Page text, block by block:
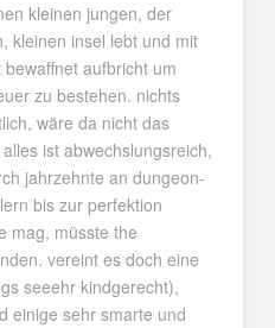
kleinen jungen, der
kleinen insel lebt und mit
aufbricht um
zu bestehen. nichts
wäre da nicht das
ist abwechslungsreich,
jahrzehnte an dungeon-
bis zur perfektion
mag, müsste the
vereint es doch eine
seeehr kindgerecht),
einige sehr smarte und